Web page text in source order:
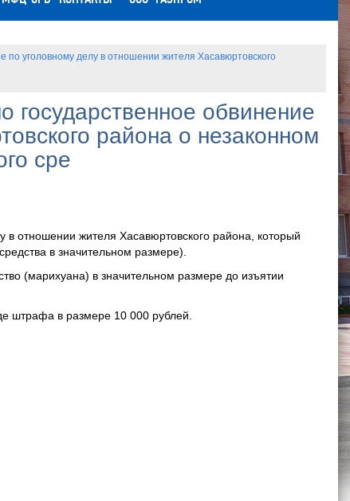
по уголовному делу в отношении жителя Хасавюртовского
государственное обвинение
района о незаконном
сре
в отношении жителя Хасавюртовского района, который
в значительном размере).
(марихуана) в значительном размере до изъятии
штрафа в размере 10 000 рублей.